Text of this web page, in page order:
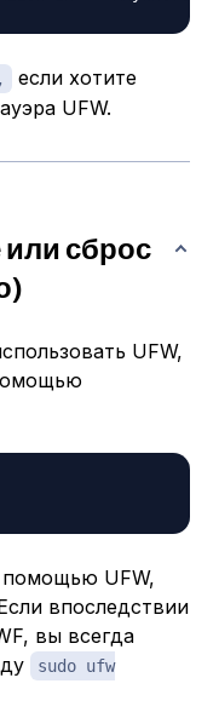
если хотите
UFW.
сброс
UFW,
UFW,
впоследствии
вы всегда
sudo ufw